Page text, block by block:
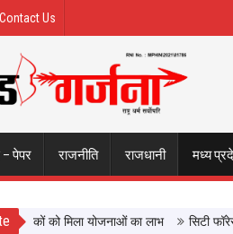
Contact Us
– पेपर राजनीति राजधानी मध्य
को मिला योजनाओं का लाभ सिटी फॉरेस्ट आने